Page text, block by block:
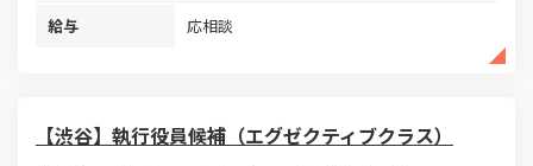
給与 応相談
【渋谷】執行役員候補（エグゼクティブクラス）